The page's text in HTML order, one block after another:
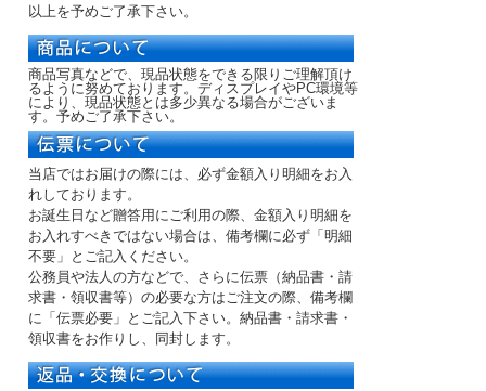
以上を予めご了承下さい。
商品写真などで、現品状態をできる限りご理解頂け
るように努めております。ディスプレイやPC環境等
により、現品状態とは多少異なる場合がございま
す。予めご了承下さい。
当店ではお届けの際には、必ず金額入り明細をお入
れしております。
お誕生日など贈答用にご利用の際、金額入り明細を
お入れすべきではない場合は、備考欄に必ず「明細
不要」とご記入ください。
公務員や法人の方などで、さらに伝票（納品書・請
求書・領収書等）の必要な方はご注文の際、備考欄
に「伝票必要」とご記入下さい。納品書・請求書・
領収書をお作りし、同封します。